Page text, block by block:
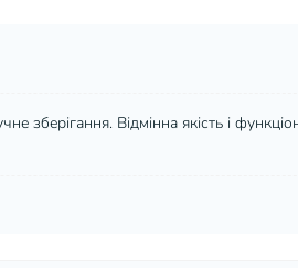
Відмінна якість і